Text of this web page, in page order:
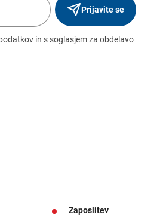
Prijavite se
in s soglasjem za obdelavo
Zaposlitev